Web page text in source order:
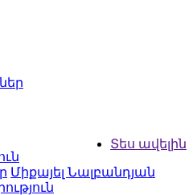
Տես ավելին
Միքայել Նալբանդյան